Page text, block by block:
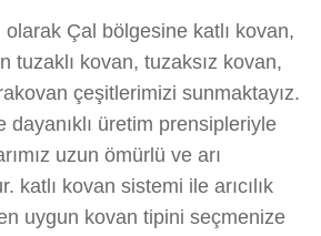
olarak Çal bölgesine katlı kovan,
tuzaklı kovan, tuzaksız kovan,
çeşitlerimizi sunmaktayız.
dayanıklı üretim prensipleriyle
uzun ömürlü ve arı
katlı kovan sistemi ile arıcılık
uygun kovan tipini seçmenize